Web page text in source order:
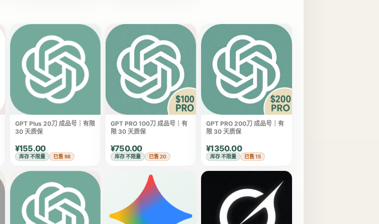
GPT Plus 20刀 成品号｜有限
30 天质保
¥155.00
库存 不限量 已售 98
GPT PRO 100刀 成品号｜有
限 30 天质保
¥750.00
库存 不限量 已售 20
GPT PRO 200刀 成品号｜有
限 30 天质保
¥1350.00
库存 不限量 已售 15